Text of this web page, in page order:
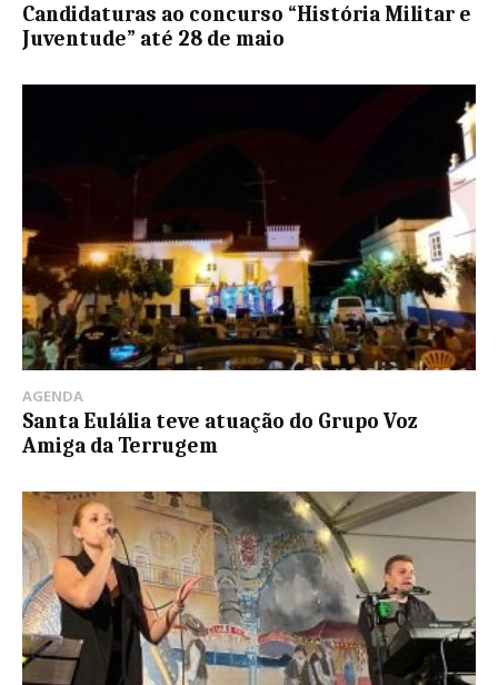
Candidaturas ao concurso “História Militar e
Juventude” até 28 de maio
AGENDA
Santa Eulália teve atuação do Grupo Voz
Amiga da Terrugem